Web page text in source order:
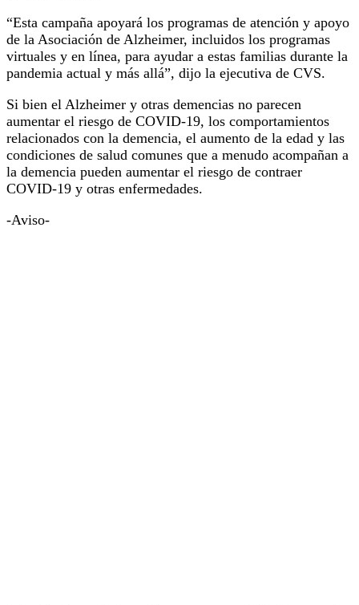
“Esta campaña apoyará los programas de atención y apoyo
de la Asociación de Alzheimer, incluidos los programas
virtuales y en línea, para ayudar a estas familias durante la
pandemia actual y más allá”, dijo la ejecutiva de CVS.
Si bien el Alzheimer y otras demencias no parecen
aumentar el riesgo de COVID-19, los comportamientos
relacionados con la demencia, el aumento de la edad y las
condiciones de salud comunes que a menudo acompañan a
la demencia pueden aumentar el riesgo de contraer
COVID-19 y otras enfermedades.
-Aviso-